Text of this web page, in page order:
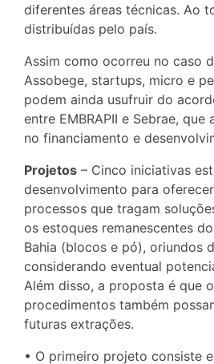
diferentes áreas técnicas. Ao
distribuídas pelo país.
Assim como ocorreu no caso
Assobege, startups, micro e
podem ainda usufruir do
entre EMBRAPII e Sebrae,
no financiamento e
Projetos – Cinco iniciativas
desenvolvimento para
processos que tragam
os estoques remanescentes
Bahia (blocos e pó), oriundos
considerando eventual
Além disso, a proposta é que
procedimentos também
futuras extrações.
• O primeiro projeto consiste